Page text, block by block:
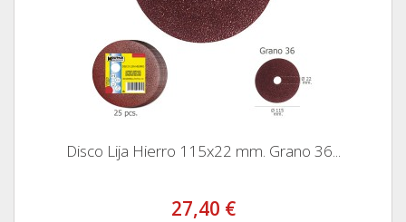
Disco Lija Hierro 115x22 mm. Grano 36...
27,40 €